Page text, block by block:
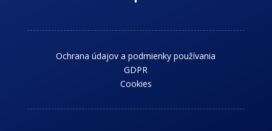
Ochrana údajov a podmienky používania
GDPR
Cookies